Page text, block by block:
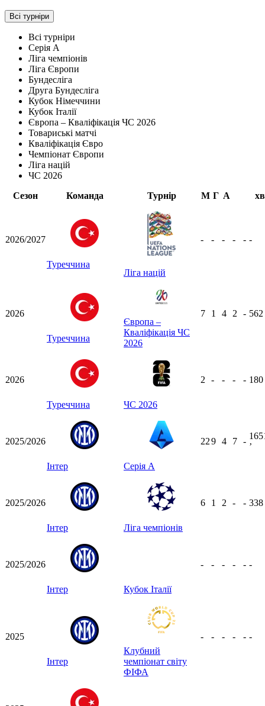
Всі турніри
Всі турніри
Серія А
Ліга чемпіонів
Ліга Європи
Бундесліга
Друга Бундесліга
Кубок Німеччини
Кубок Італії
Європа – Кваліфікація ЧС 2026
Товариські матчі
Кваліфікація Євро
Чемпіонат Європи
Ліга націй
ЧС 2026
Сезон
Команда Турнір М Г А хв
2026/2027
Туреччина
Ліга націй
- - - - - -
2026
Туреччина
Європа –
Кваліфікація ЧС
2026
7 1 4 2 - 562
2026
Туреччина ЧС 2026
2 - - - - 180
2025/2026
Інтер Серія А
229 4 7 -
ʼ
2025/2026
Інтер Ліга чемпіонів
6 1 2 - - 338
2025/2026
Інтер Кубок Італії
- - - - - -
2025
Інтер
Клубний
чемпіонат світу
ФІФА
- - - - - -